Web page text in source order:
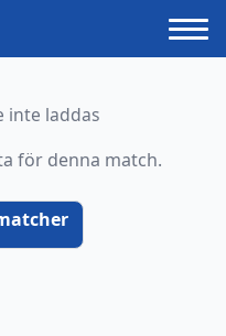
inte laddas
för denna match.